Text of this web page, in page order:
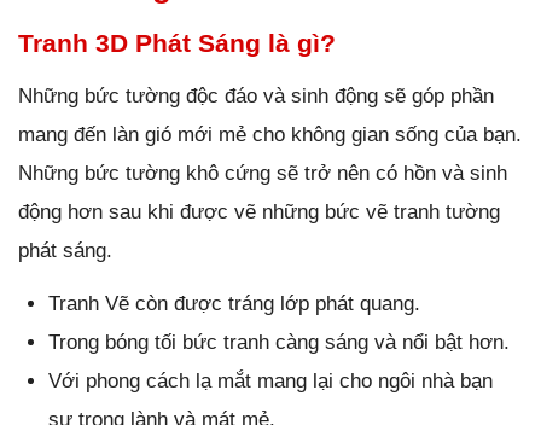
Tranh 3D Phát Sáng là gì?
Những bức tường độc đáo và sinh động sẽ góp phần
mang đến làn gió mới mẻ cho không gian sống của bạn.
Những bức tường khô cứng sẽ trở nên có hồn và sinh
động hơn sau khi được vẽ những bức vẽ tranh tường
phát sáng.
Tranh Vẽ còn được tráng lớp phát quang.
Trong bóng tối bức tranh càng sáng và nổi bật hơn.
Với phong cách lạ mắt mang lại cho ngôi nhà bạn
sự trong lành và mát mẻ.